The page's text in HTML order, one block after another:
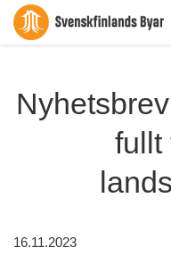
fullt
16.11.2023